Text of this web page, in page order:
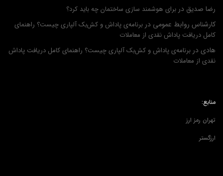
رضا صدیق در برای هوشمند سازی ساختمان چه باید کرد؟
کارشناس روابط عمومی در برنامه‌ی پاداش و کش‌بک آلپاری چیست؟ راهنمای
کامل دریافت پاداش نقدی از معاملات
هادی در برنامه‌ی پاداش و کش‌بک آلپاری چیست؟ راهنمای کامل دریافت پاداش
نقدی از معاملات
منابع:
تهران رمز ارز
ارزگستر